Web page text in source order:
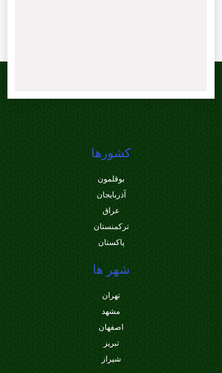
کشورها
بوقلمون
آذربایجان
عراق
ترکمنستان
پاکستان
شهر ها
تهران
مشهد
اصفهان
تبریز
شیراز